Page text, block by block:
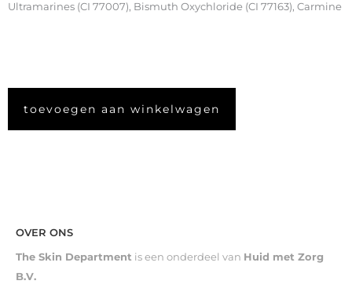
Ultramarines (CI 77007), Bismuth Oxychloride (CI 77163), Carmine
toevoegen aan winkelwagen
OVER ONS
The Skin Department is een onderdeel van Huid met Zorg
B.V.